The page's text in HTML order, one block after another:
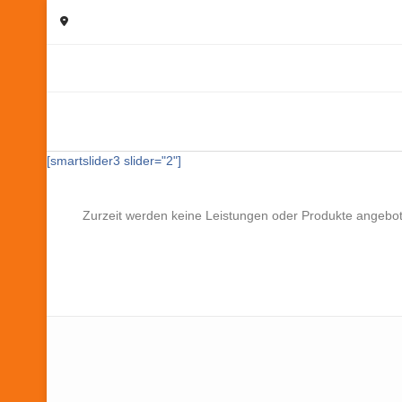
[smartslider3 slider="2"]
Zurzeit werden keine Leistungen oder Produkte